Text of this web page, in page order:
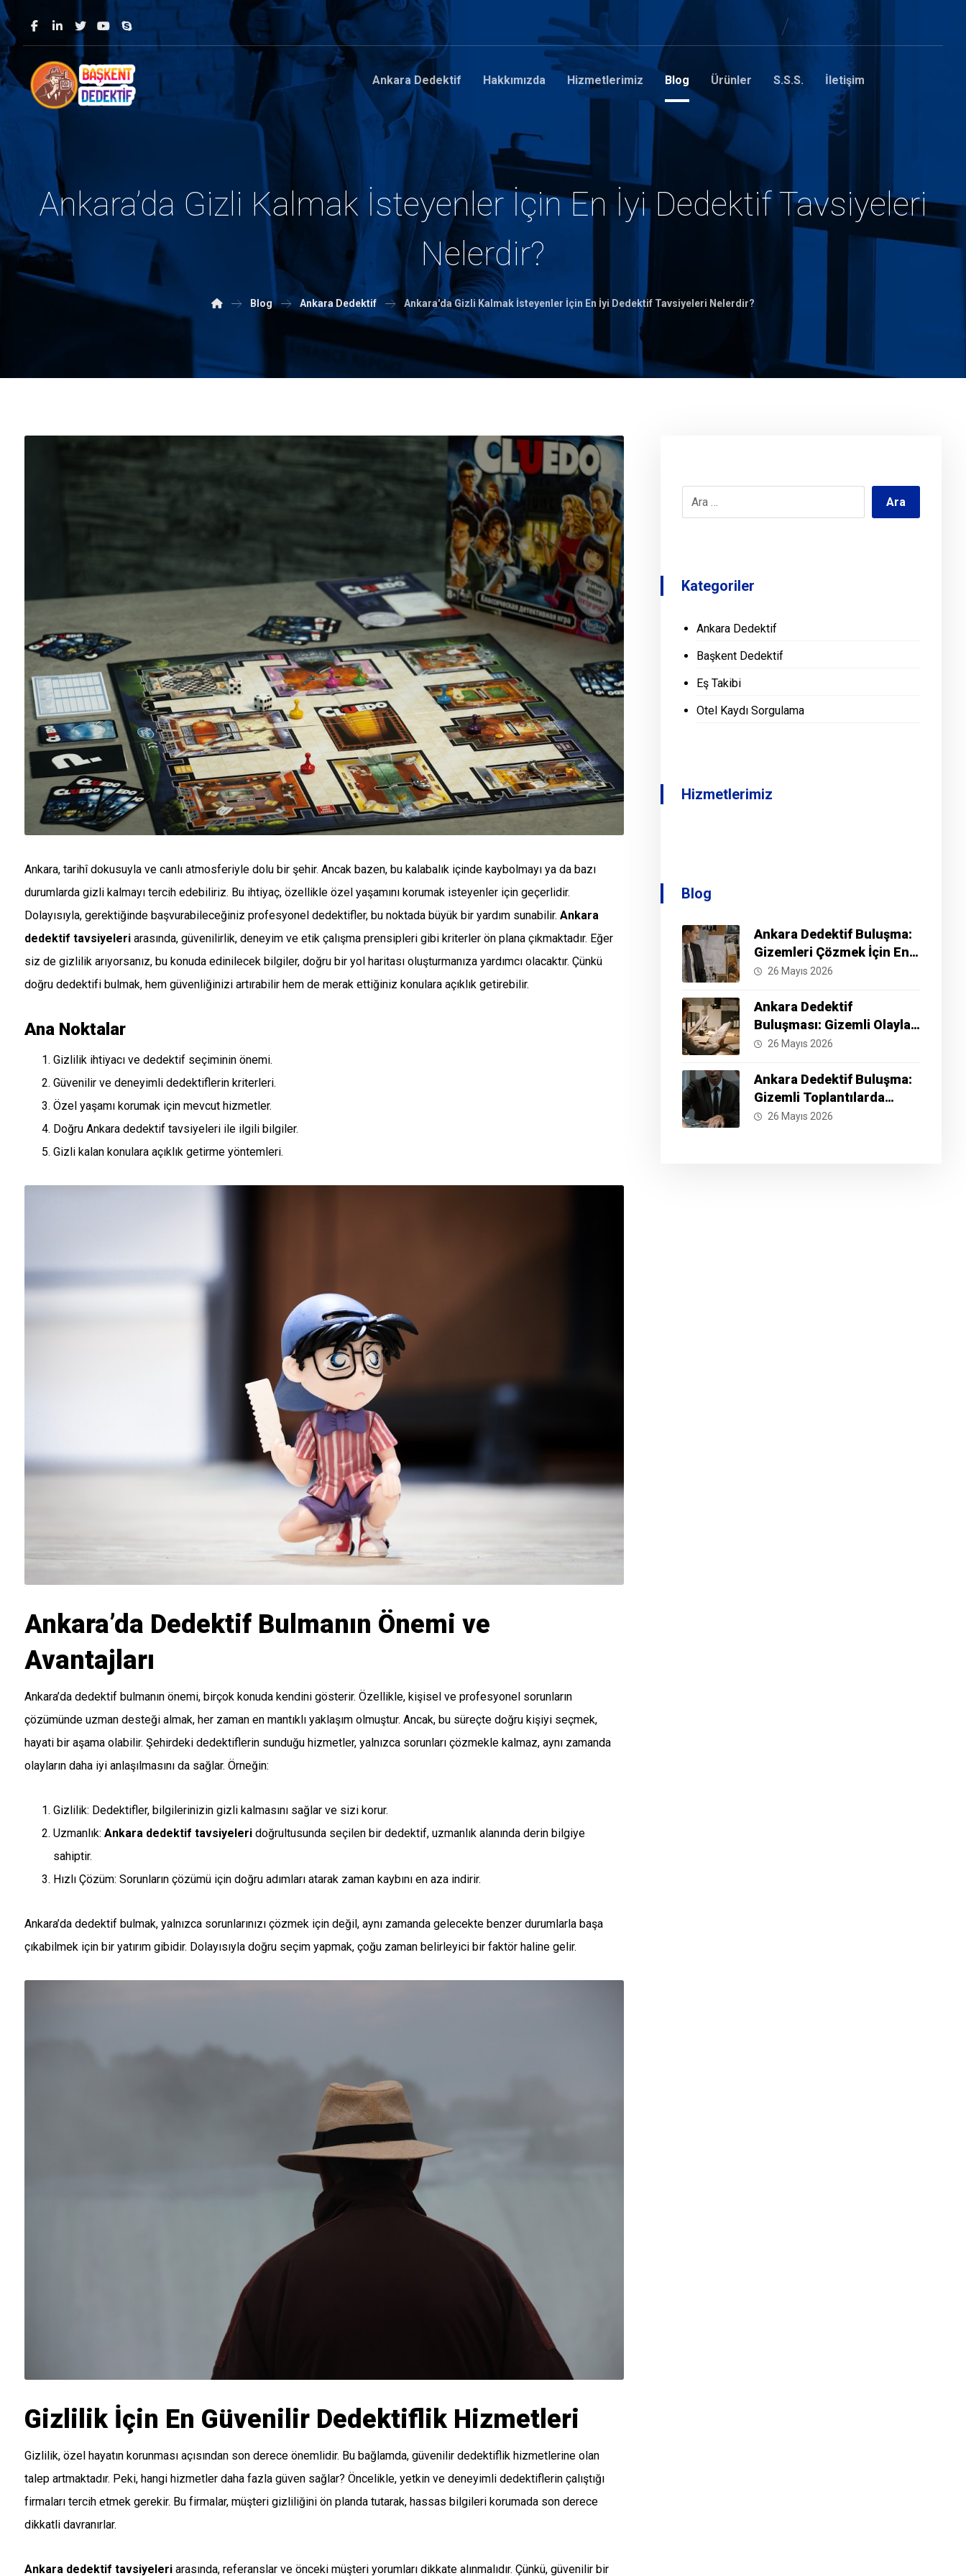
Ankara Dedektif Hakkımızda Hizmetlerimiz Blog Ürünler S.S.S. İletişim
Ankara’da Gizli Kalmak İsteyenler İçin En İyi Dedektif Tavsiyeleri
Nelerdir?
Blog Ankara Dedektif Ankara'da Gizli Kalmak İsteyenler İçin En İyi Dedektif Tavsiyeleri Nelerdir?
Ankara, tarihî dokusuyla ve canlı atmosferiyle dolu bir şehir. Ancak bazen, bu kalabalık içinde kaybolmayı ya da bazı
durumlarda gizli kalmayı tercih edebiliriz. Bu ihtiyaç, özellikle özel yaşamını korumak isteyenler için geçerlidir.
Dolayısıyla, gerektiğinde başvurabileceğiniz profesyonel dedektifler, bu noktada büyük bir yardım sunabilir. Ankara
dedektif tavsiyeleriarasında, güvenilirlik, deneyim ve etik çalışma prensipleri gibi kriterler ön plana çıkmaktadır. Eğer
siz de gizlilik arıyorsanız, bu konuda edinilecek bilgiler, doğru bir yol haritası oluşturmanıza yardımcı olacaktır. Çünkü
doğru dedektifi bulmak, hem güvenliğinizi artırabilir hem de merak ettiğiniz konulara açıklık getirebilir.
Ana Noktalar
Gizlilik ihtiyacı ve dedektif seçiminin önemi.
Güvenilir ve deneyimli dedektiflerin kriterleri.
Özel yaşamı korumak için mevcut hizmetler.
Doğru Ankara dedektif tavsiyeleri ile ilgili bilgiler.
Gizli kalan konulara açıklık getirme yöntemleri.
Ankara’da Dedektif Bulmanın Önemi ve
Avantajları
Ankara’da dedektif bulmanın önemi, birçok konuda kendini gösterir. Özellikle, kişisel ve profesyonel sorunların
çözümünde uzman desteği almak, her zaman en mantıklı yaklaşım olmuştur. Ancak, bu süreçte doğru kişiyi seçmek,
hayati bir aşama olabilir. Şehirdeki dedektiflerin sunduğu hizmetler, yalnızca sorunları çözmekle kalmaz, aynı zamanda
olayların daha iyi anlaşılmasını da sağlar. Örneğin:
Gizlilik: Dedektifler, bilgilerinizin gizli kalmasını sağlar ve sizi korur.
Uzmanlık: Ankara dedektif tavsiyeleridoğrultusunda seçilen bir dedektif, uzmanlık alanında derin bilgiye
sahiptir.
Hızlı Çözüm: Sorunların çözümü için doğru adımları atarak zaman kaybını en aza indirir.
Ankara’da dedektif bulmak, yalnızca sorunlarınızı çözmek için değil, aynı zamanda gelecekte benzer durumlarla başa
çıkabilmek için bir yatırım gibidir. Dolayısıyla doğru seçim yapmak, çoğu zaman belirleyici bir faktör haline gelir.
Gizlilik İçin En Güvenilir Dedektiflik Hizmetleri
Gizlilik, özel hayatın korunması açısından son derece önemlidir. Bu bağlamda, güvenilir dedektiflik hizmetlerine olan
talep artmaktadır. Peki, hangi hizmetler daha fazla güven sağlar? Öncelikle, yetkin ve deneyimli dedektiflerin çalıştığı
firmaları tercih etmek gerekir. Bu firmalar, müşteri gizliliğini ön planda tutarak, hassas bilgileri korumada son derece
dikkatli davranırlar.
Ankara dedektif tavsiyeleriarasında, referanslar ve önceki müşteri yorumları dikkate alınmalıdır. Çünkü, güvenilir bir
Kategoriler
Ankara Dedektif
Başkent Dedektif
Eş Takibi
Otel Kaydı Sorgulama
Hizmetlerimiz
Blog
Ankara Dedektif Buluşma:
Gizemleri Çözmek İçin En
İyi Yöntemler Nelerdir?
26 Mayıs 2026
Ankara Dedektif
Buluşması: Gizemli Olayları
Çözmek İçin Hazır Mısınız?
26 Mayıs 2026
Ankara Dedektif Buluşma:
Gizemli Toplantılarda
Neler Yaşanıyor?
26 Mayıs 2026